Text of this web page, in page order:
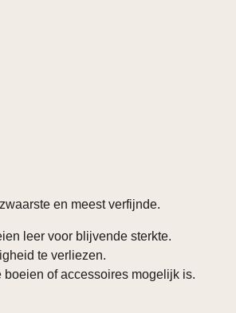
en meest verfijnde.
leer voor blijvende sterkte.
te verliezen.
of accessoires mogelijk is.